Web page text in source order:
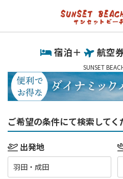
宿泊＋ 航空
SUNSET
ご希望の条件にて検索してく
出発地
羽田・成田